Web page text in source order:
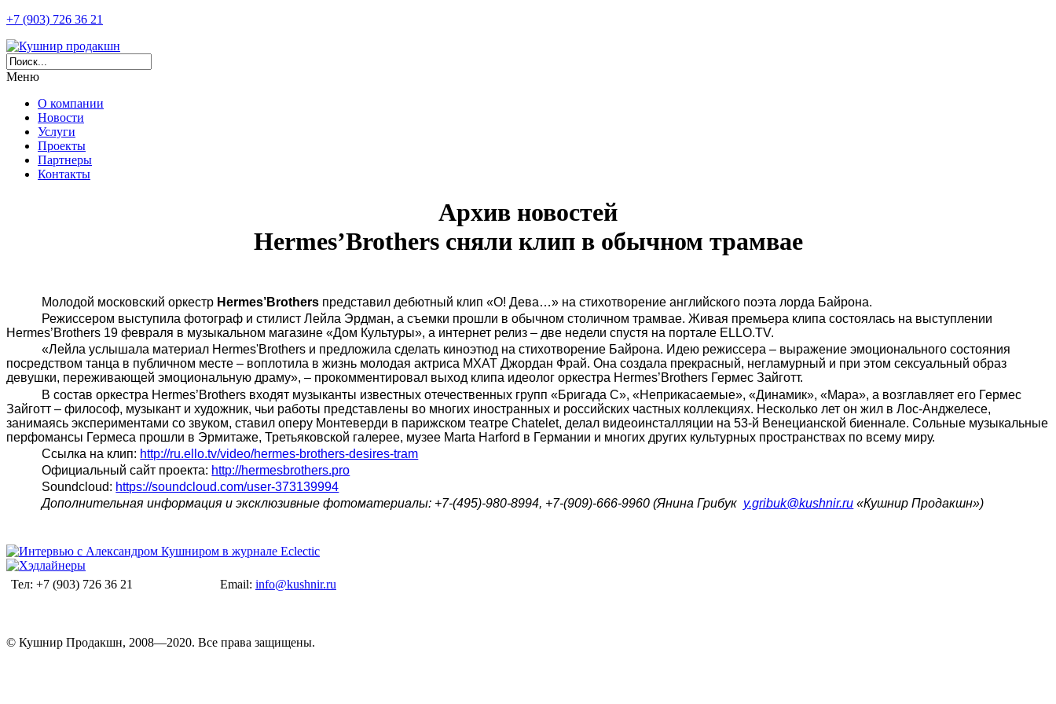
+7 (903) 726 36 21
Меню
О компании
Новости
Услуги
Проекты
Партнеры
Контакты
Архив новостей
Hermes’Brothers сняли клип в обычном трамвае
Молодой московский оркестр Hermes’Brothers представил дебютный клип «О! Дева…» на стихотворение английского поэта лорда Байрона.
Режиссером выступила фотограф и стилист Лейла Эрдман, а съемки прошли в обычном столичном трамвае. Живая премьера клипа состоялась на выступлении
Hermes’Brothers 19 февраля в музыкальном магазине «Дом Культуры», а интернет релиз – две недели спустя на портале ELLO.TV.
«Лейла услышала материал Hermes'Brothers и предложила сделать киноэтюд на стихотворение Байрона. Идею режиссера – выражение эмоционального состояния
посредством танца в публичном месте – воплотила в жизнь молодая актриса МХАТ Джордан Фрай. Она создала прекрасный, негламурный и при этом сексуальный образ
девушки, переживающей эмоциональную драму», – прокомментировал выход клипа идеолог оркестра Hermes’Brothers Гермес Зайготт.
В состав оркестра Hermes’Brothers входят музыканты известных отечественных групп «Бригада С», «Неприкасаемые», «Динамик», «Мара», а возглавляет его Гермес
Зайготт – философ, музыкант и художник, чьи работы представлены во многих иностранных и российских частных коллекциях. Несколько лет он жил в Лос-Анджелесе,
занимаясь экспериментами со звуком, ставил оперу Монтеверди в парижском театре Chatelet, делал видеоинсталляции на 53-й Венецианской биеннале. Сольные музыкальные
перфомансы Гермеса прошли в Эрмитаже, Третьяковской галерее, музее Marta Harford в Германии и многих других культурных пространствах по всему миру.
Ссылка на клип: http://ru.ello.tv/video/hermes-brothers-desires-tram
Официальный сайт проекта: http://hermesbrothers.pro
Soundcloud: https://soundcloud.com/user-373139994
Дополнительная информация и эксклюзивные фотоматериалы: +7-(495)-980-8994, +7-(909)-666-9960 (Янина Грибук y.gribuk@kushnir.ru «Кушнир Продакшн»)
Тел: +7 (903) 726 36 21 Email: info@kushnir.ru
© Кушнир Продакшн, 2008—2020. Все права защищены.